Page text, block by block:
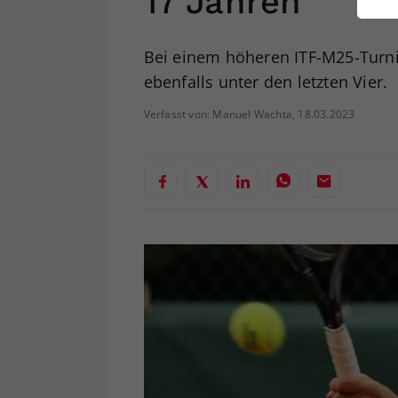
Bei einem höheren ITF-M25-
ebenfalls unter den letzten Vier.
Verfasst von: Manuel Wachta, 18.03.2023